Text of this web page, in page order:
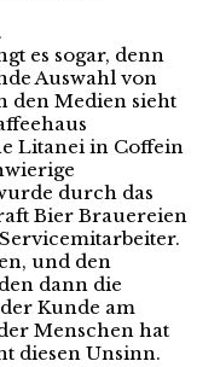
es sogar, denn
Auswahl von
den Medien sieht
Litanei in Coffein
durch das
Bier Brauereien
und den
dann die
Kunde am
Menschen hat
diesen Unsinn.